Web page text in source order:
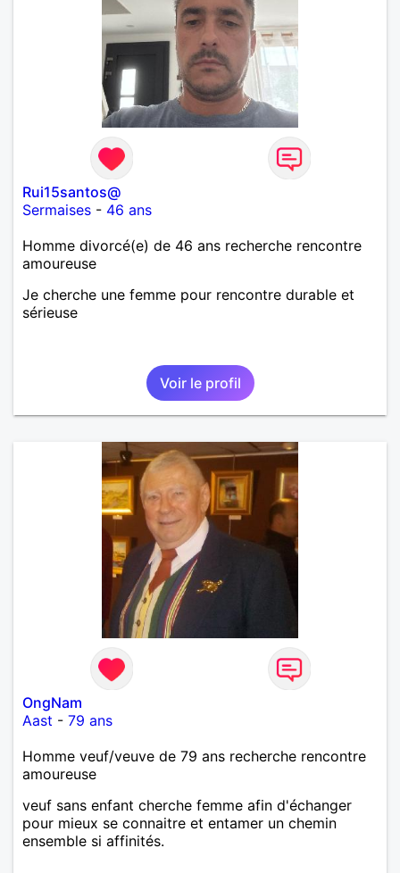
,astronomie . Service militaire belfort 35 régiment d
infanterie et engager sur 5 ans.de (1998 a 2003.)
Divers je fait en moyenne 6 km de marche par jour
a pieds. A la fin de mon travail a mon domicile. J 'ai
un rêve cet de construire une vie a deux en
harmonie. Si je pourrais lui décrocher la lune je le
ferais. A chaque fois que je vois un beau ciel étoilé
je rêve d' être avec quelqu'un.
Rui15santos@
Sermaises - 46 ans
Homme divorcé(e) de 46 ans recherche rencontre
amoureuse
Je cherche une femme pour rencontre durable et
sérieuse
Voir le profil
OngNam
Aast - 79 ans
Homme veuf/veuve de 79 ans recherche rencontre
amoureuse
veuf sans enfant cherche femme afin d'échanger
pour mieux se connaitre et entamer un chemin
ensemble si affinités.